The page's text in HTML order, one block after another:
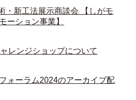
・新工法展示商談会 【しがモ
ーション事業】
レンジショップについて
ォーラム2024のアーカイブ配